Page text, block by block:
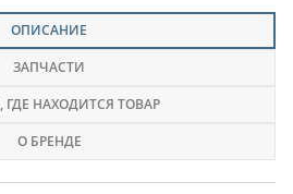
ОПИСАНИЕ
ЗАПЧАСТИ
, ГДЕ НАХОДИТСЯ ТОВАР
О БРЕНДЕ